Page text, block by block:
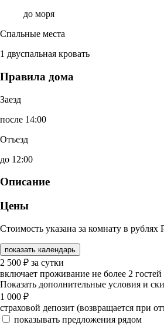
до моря
Спальные места
1 двуспальная кровать
Правила дома
Заезд
после 14:00
Отъезд
до 12:00
Описание
Цены
Стоимость указана за комнату в рублях
показать календарь
2 500 ₽ за сутки
включает проживание не более 2 гостей
Показать дополнительные условия и
1 000 ₽
страховой депозит (возвращается при
показывать предложения рядом